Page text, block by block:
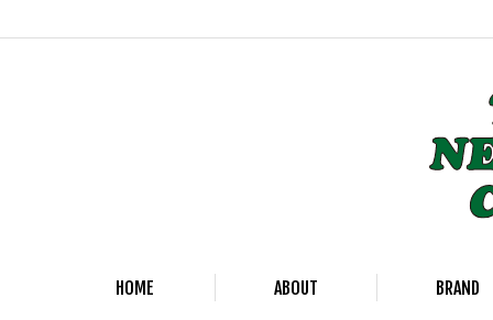
HOME ABOUT BRAND